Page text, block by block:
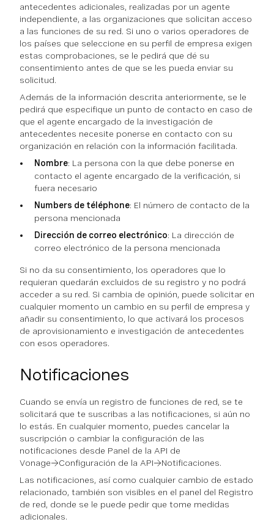
antecedentes adicionales, realizadas por un agente
independiente, a las organizaciones que solicitan acceso
a las funciones de su red. Si uno o varios operadores de
los países que seleccione en su perfil de empresa exigen
estas comprobaciones, se le pedirá que dé su
consentimiento antes de que se les pueda enviar su
solicitud.
Además de la información descrita anteriormente, se le
pedirá que especifique un punto de contacto en caso de
que el agente encargado de la investigación de
antecedentes necesite ponerse en contacto con su
organización en relación con la información facilitada.
Nombre: La persona con la que debe ponerse en
contacto el agente encargado de la verificación, si
fuera necesario
Numbers de téléphone: El número de contacto de la
persona mencionada
Dirección de correo electrónico: La dirección de
correo electrónico de la persona mencionada
Si no da su consentimiento, los operadores que lo
requieran quedarán excluidos de su registro y no podrá
acceder a su red. Si cambia de opinión, puede solicitar en
cualquier momento un cambio en su perfil de empresa y
añadir su consentimiento, lo que activará los procesos
de aprovisionamiento e investigación de antecedentes
con esos operadores.
Notificaciones
Cuando se envía un registro de funciones de red, se te
solicitará que te suscribas a las notificaciones, si aún no
lo estás. En cualquier momento, puedes cancelar la
suscripción o cambiar la configuración de las
notificaciones desde Panel de la API de
Vonage→Configuración de la API→Notificaciones.
Las notificaciones, así como cualquier cambio de estado
relacionado, también son visibles en el panel del Registro
de red, donde se le puede pedir que tome medidas
adicionales.